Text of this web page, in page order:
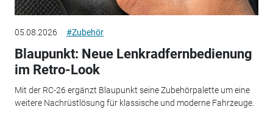
05.08.2026 #Zubehör
Blaupunkt: Neue Lenkradfernbedienung
im Retro-Look
Mit der RC-26 ergänzt Blaupunkt seine Zubehörpalette um eine
weitere Nachrüstlösung für klassische und moderne Fahrzeuge.